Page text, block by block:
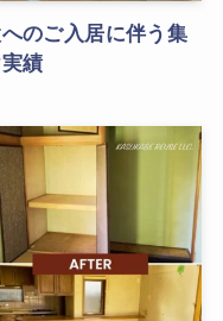
のご入居に伴う集
績